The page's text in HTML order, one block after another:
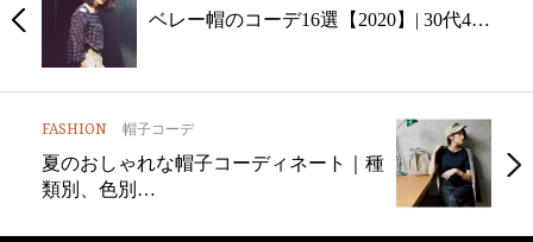
ベレー帽のコーデ16選【2020】| 30代4…
FASHION 帽子コーデ
夏のおしゃれな帽子コーディネート｜種
類別、色別…